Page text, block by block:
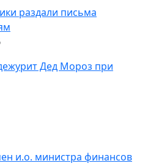
раздали письма
Дед Мороз при
и.о. министра финансов